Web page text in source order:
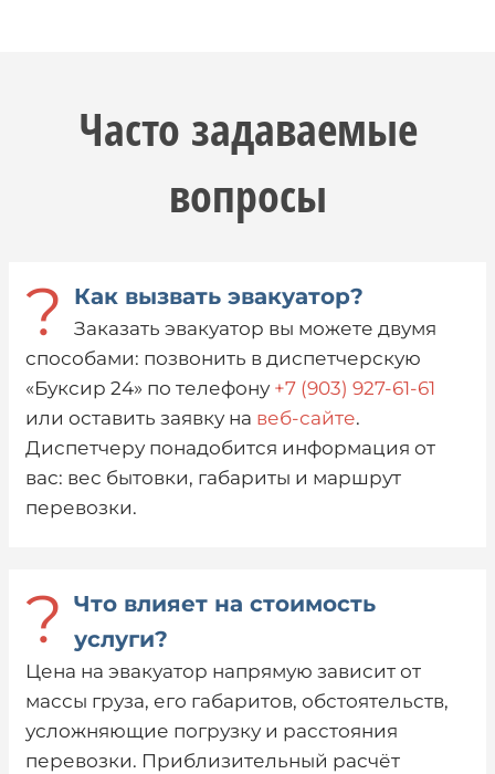
Часто задаваемые
вопросы
? Как вызвать эвакуатор?
Заказать эвакуатор вы можете двумя
способами: позвонить в диспетчерскую
«Буксир 24» по телефону +7 (903) 927-61-61
или оставить заявку на веб-сайте.
Диспетчеру понадобится информация от
вас: вес бытовки, габариты и маршрут
перевозки.
? Что влияет на стоимость
услуги?
Цена на эвакуатор напрямую зависит от
массы груза, его габаритов, обстоятельств,
усложняющие погрузку и расстояния
перевозки. Приблизительный расчёт